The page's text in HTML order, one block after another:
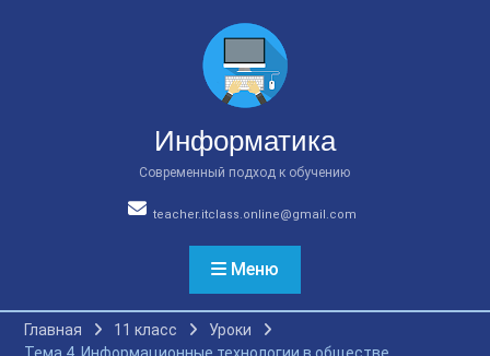
Информатика
Современный подход к обучению
teacher.itclass.online@gmail.com
Меню
Главная 11 класс
Уроки